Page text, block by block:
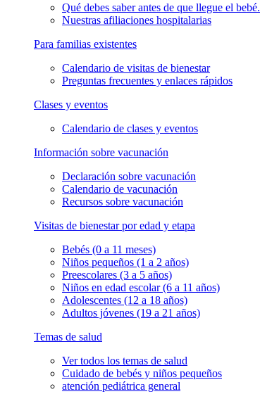
Qué debes saber antes de que llegue el bebé.
Nuestras afiliaciones hospitalarias
Para familias existentes
Calendario de visitas de bienestar
Preguntas frecuentes y enlaces rápidos
Clases y eventos
Calendario de clases y eventos
Información sobre vacunación
Declaración sobre vacunación
Calendario de vacunación
Recursos sobre vacunación
Visitas de bienestar por edad y etapa
Bebés (0 a 11 meses)
Niños pequeños (1 a 2 años)
Preescolares (3 a 5 años)
Niños en edad escolar (6 a 11 años)
Adolescentes (12 a 18 años)
Adultos jóvenes (19 a 21 años)
Temas de salud
Ver todos los temas de salud
Cuidado de bebés y niños pequeños
atención pediátrica general